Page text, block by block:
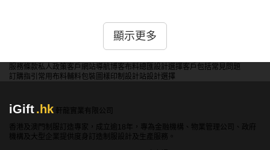
答：價格取決於多種因素，包括訂單數量、設計的複雜度和
選擇的材質。訂單量越大，單價越優惠。您可以聯繫我們的
果產品有質量問題或與確認的設計不符，我們會提供免費修
改或重新製作服務。請在收到產品後7天內聯繫我們的客戶
服務團隊，我們會儘快解決問題。
顯示更多
服務條款私人政策客戶 網站導航博客布料總匯設計選擇客戶包括常見問題
訂購指引 常用布料輔料包裝 圖樣印制 設計站設計選擇
iGift.hk
軒龍實業有限公司
香港及澳門制服訂造專家，成立逾18年，專為金融機構、物業管理公司、政府
機構及大型企業提供度身訂造制服設計及生產服務。